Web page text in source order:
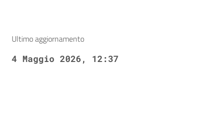
Ultimo aggiornamento
4 Maggio 2026, 12:37